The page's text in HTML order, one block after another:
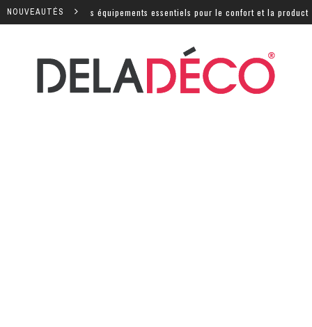
NOUVEAUTÉS
: quels sont les équipements essentiels pour le confort et la